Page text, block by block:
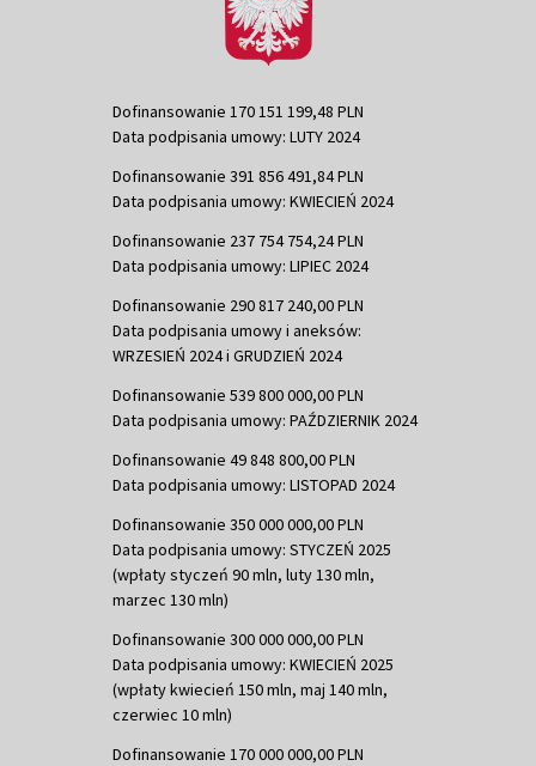
Dofinansowanie 170 151 199,48 PLN
Data podpisania umowy: LUTY 2024
Dofinansowanie 391 856 491,84 PLN
Data podpisania umowy: KWIECIEŃ 2024
Dofinansowanie 237 754 754,24 PLN
Data podpisania umowy: LIPIEC 2024
Dofinansowanie 290 817 240,00 PLN
Data podpisania umowy i aneksów:
WRZESIEŃ 2024 i GRUDZIEŃ 2024
Dofinansowanie 539 800 000,00 PLN
Data podpisania umowy: PAŹDZIERNIK 2024
Dofinansowanie 49 848 800,00 PLN
Data podpisania umowy: LISTOPAD 2024
Dofinansowanie 350 000 000,00 PLN
Data podpisania umowy: STYCZEŃ 2025
(wpłaty styczeń 90 mln, luty 130 mln,
marzec 130 mln)
Dofinansowanie 300 000 000,00 PLN
Data podpisania umowy: KWIECIEŃ 2025
(wpłaty kwiecień 150 mln, maj 140 mln,
czerwiec 10 mln)
Dofinansowanie 170 000 000,00 PLN